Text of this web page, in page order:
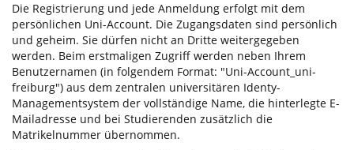
Die Registrierung und jede Anmeldung erfolgt mit dem
persönlichen Uni-Account. Die Zugangsdaten sind persönlich
und geheim. Sie dürfen nicht an Dritte weitergegeben
werden. Beim erstmaligen Zugriff werden neben Ihrem
Benutzernamen (in folgendem Format: "Uni-Account_uni-
freiburg") aus dem zentralen universitären Identy-
Managementsystem der vollständige Name, die hinterlegte E-
Mailadresse und bei Studierenden zusätzlich die
Matrikelnummer übernommen.